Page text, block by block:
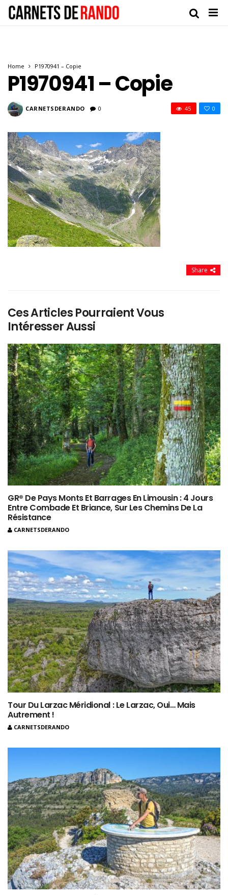
Home P1970941 – Copie
P1970941 – Copie
CARNETSDERANDO 0 0
45
Share
Ces Articles Pourraient Vous
Intéresser Aussi
GR® De Pays Monts Et Barrages En Limousin : 4 Jours
Entre Combade Et Briance, Sur Les Chemins De La
Résistance
CARNETSDERANDO
Tour Du Larzac Méridional : Le Larzac, Oui… Mais
Autrement !
CARNETSDERANDO